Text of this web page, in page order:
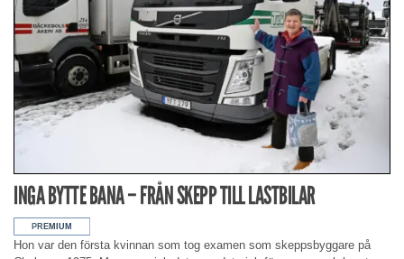
INGA BYTTE BANA – FRÅN SKEPP TILL LASTBILAR
Hon var den första kvinnan som tog examen som skeppsbyggare på